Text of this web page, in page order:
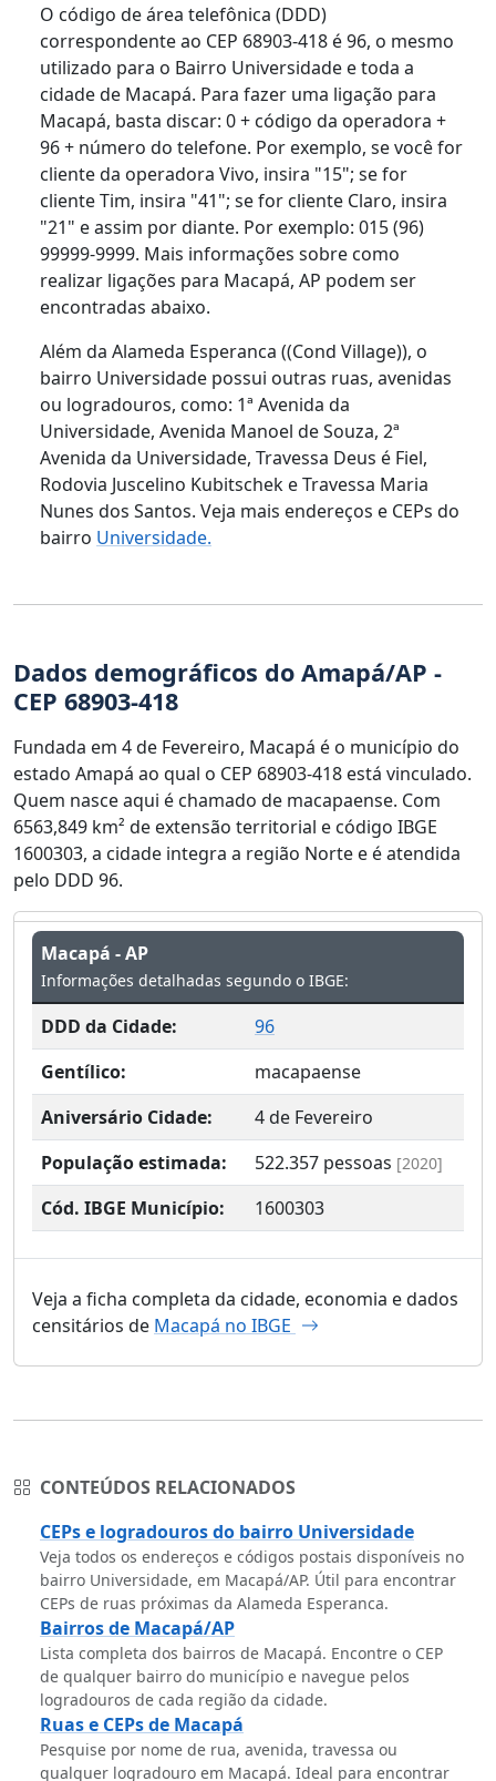
O código de área telefônica (DDD)
correspondente ao CEP 68903-418 é 96, o mesmo
utilizado para o Bairro Universidade e toda a
cidade de Macapá. Para fazer uma ligação para
Macapá, basta discar: 0 + código da operadora +
96 + número do telefone. Por exemplo, se você for
cliente da operadora Vivo, insira "15"; se for
cliente Tim, insira "41"; se for cliente Claro, insira
"21" e assim por diante. Por exemplo: 015 (96)
99999-9999. Mais informações sobre como
realizar ligações para Macapá, AP podem ser
encontradas abaixo.
Além da Alameda Esperanca ((Cond Village)), o
bairro Universidade possui outras ruas, avenidas
ou logradouros, como: 1ª Avenida da
Universidade, Avenida Manoel de Souza, 2ª
Avenida da Universidade, Travessa Deus é Fiel,
Rodovia Juscelino Kubitschek e Travessa Maria
Nunes dos Santos. Veja mais endereços e CEPs do
bairro Universidade.
Dados demográficos do Amapá/AP -
CEP 68903-418
Fundada em 4 de Fevereiro, Macapá é o município do
estado Amapá ao qual o CEP 68903-418 está vinculado.
Quem nasce aqui é chamado de macapaense. Com
6563,849 km² de extensão territorial e código IBGE
1600303, a cidade integra a região Norte e é atendida
pelo DDD 96.
Macapá - AP
Informações detalhadas segundo o IBGE:
DDD da Cidade:
96
Gentílico:
macapaense
Aniversário Cidade:
4 de Fevereiro
População estimada:
522.357 pessoas [2020]
Cód. IBGE Município: 1600303
Veja a ficha completa da cidade, economia e dados
censitários de Macapá no IBGE
CONTEÚDOS RELACIONADOS
CEPs e logradouros do bairro Universidade
Veja todos os endereços e códigos postais disponíveis no
bairro Universidade, em Macapá/AP. Útil para encontrar
CEPs de ruas próximas da Alameda Esperanca.
Bairros de Macapá/AP
Lista completa dos bairros de Macapá. Encontre o CEP
de qualquer bairro do município e navegue pelos
logradouros de cada região da cidade.
Ruas e CEPs de Macapá
Pesquise por nome de rua, avenida, travessa ou
qualquer logradouro em Macapá. Ideal para encontrar